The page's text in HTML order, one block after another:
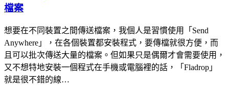
檔案
想要在不同裝置之間傳送檔案，我個人是習慣使用「Send
Anywhere」，在各個裝置都安裝程式，要傳檔就很方便，而
且可以批次傳送大量的檔案。但如果只是偶爾才會需要使用，
又不想特地安裝一個程式在手機或電腦裡的話，「Fladrop」
就是很不錯的線…